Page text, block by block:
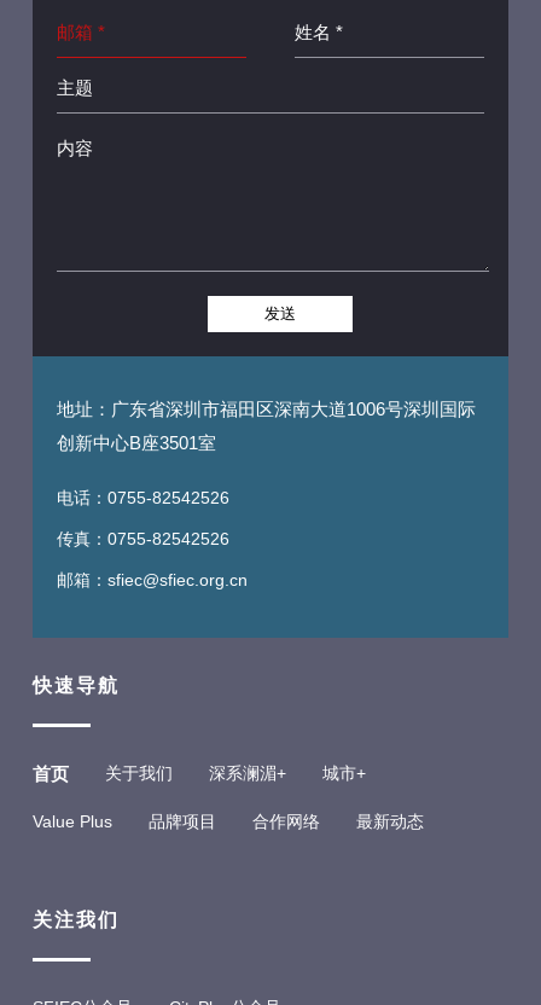
地址：广东省深圳市福田区深南大道1006号深圳国际
创新中心B座3501室
电话：0755-82542526
传真：0755-82542526
邮箱：sfiec@sfiec.org.cn
​快速导航
首页 关于我们 深系澜湄+ 城市+
Value Plus 品牌项目 合作网络 最新动态
关注我们